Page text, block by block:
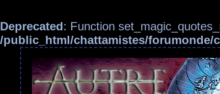
Deprecated: Function
/public_html/chattamistes/forumonde/